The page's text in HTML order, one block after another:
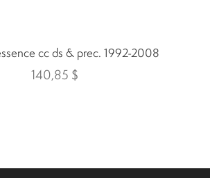
cc ds & prec. 1992-2008
140,85 $